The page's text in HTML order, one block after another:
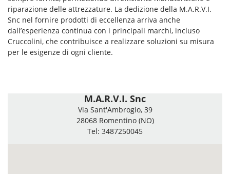
riparazione delle attrezzature. La dedizione della M.A.R.V.I.
Snc nel fornire prodotti di eccellenza arriva anche
dall’esperienza continua con i principali marchi, incluso
Cruccolini, che contribuisce a realizzare soluzioni su misura
per le esigenze di ogni cliente.
M.A.R.V.I. Snc
Via Sant'Ambrogio, 39
28068 Romentino (NO)
Tel: 3487250045